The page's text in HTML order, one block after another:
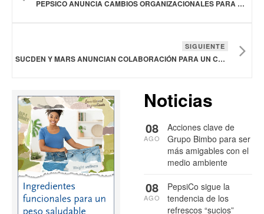
PEPSICO ANUNCIA CAMBIOS ORGANIZACIONALES PARA ACELERAR EL CRECIMIENTO
SIGUIENTE
SUCDEN Y MARS ANUNCIAN COLABORACIÓN PARA UN CACAO RESILIENTE AL CLIMA
Noticias
Acciones clave de
Grupo Bimbo para ser
más amigables con el
medio ambiente
08
AGO
PepsiCo sigue la
tendencia de los
refrescos “sucios”
08
AGO